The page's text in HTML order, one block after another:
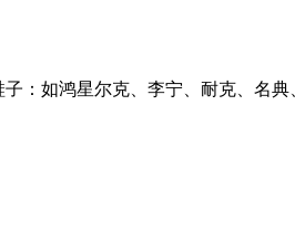
子 ：如鸿星尔克、李宁、耐克、名典